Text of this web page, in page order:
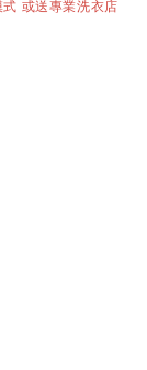
或送專業洗衣店